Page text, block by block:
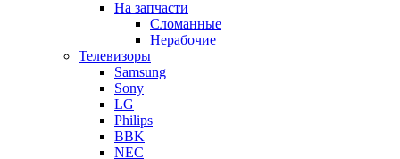
На запчасти
Сломанные
Нерабочие
Телевизоры
Samsung
Sony
LG
Philips
BBK
NEC